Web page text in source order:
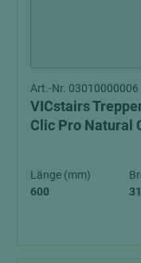
Art.-Nr. 03010000006
VICstairs
Clic Pro Natural
Länge (mm)
600